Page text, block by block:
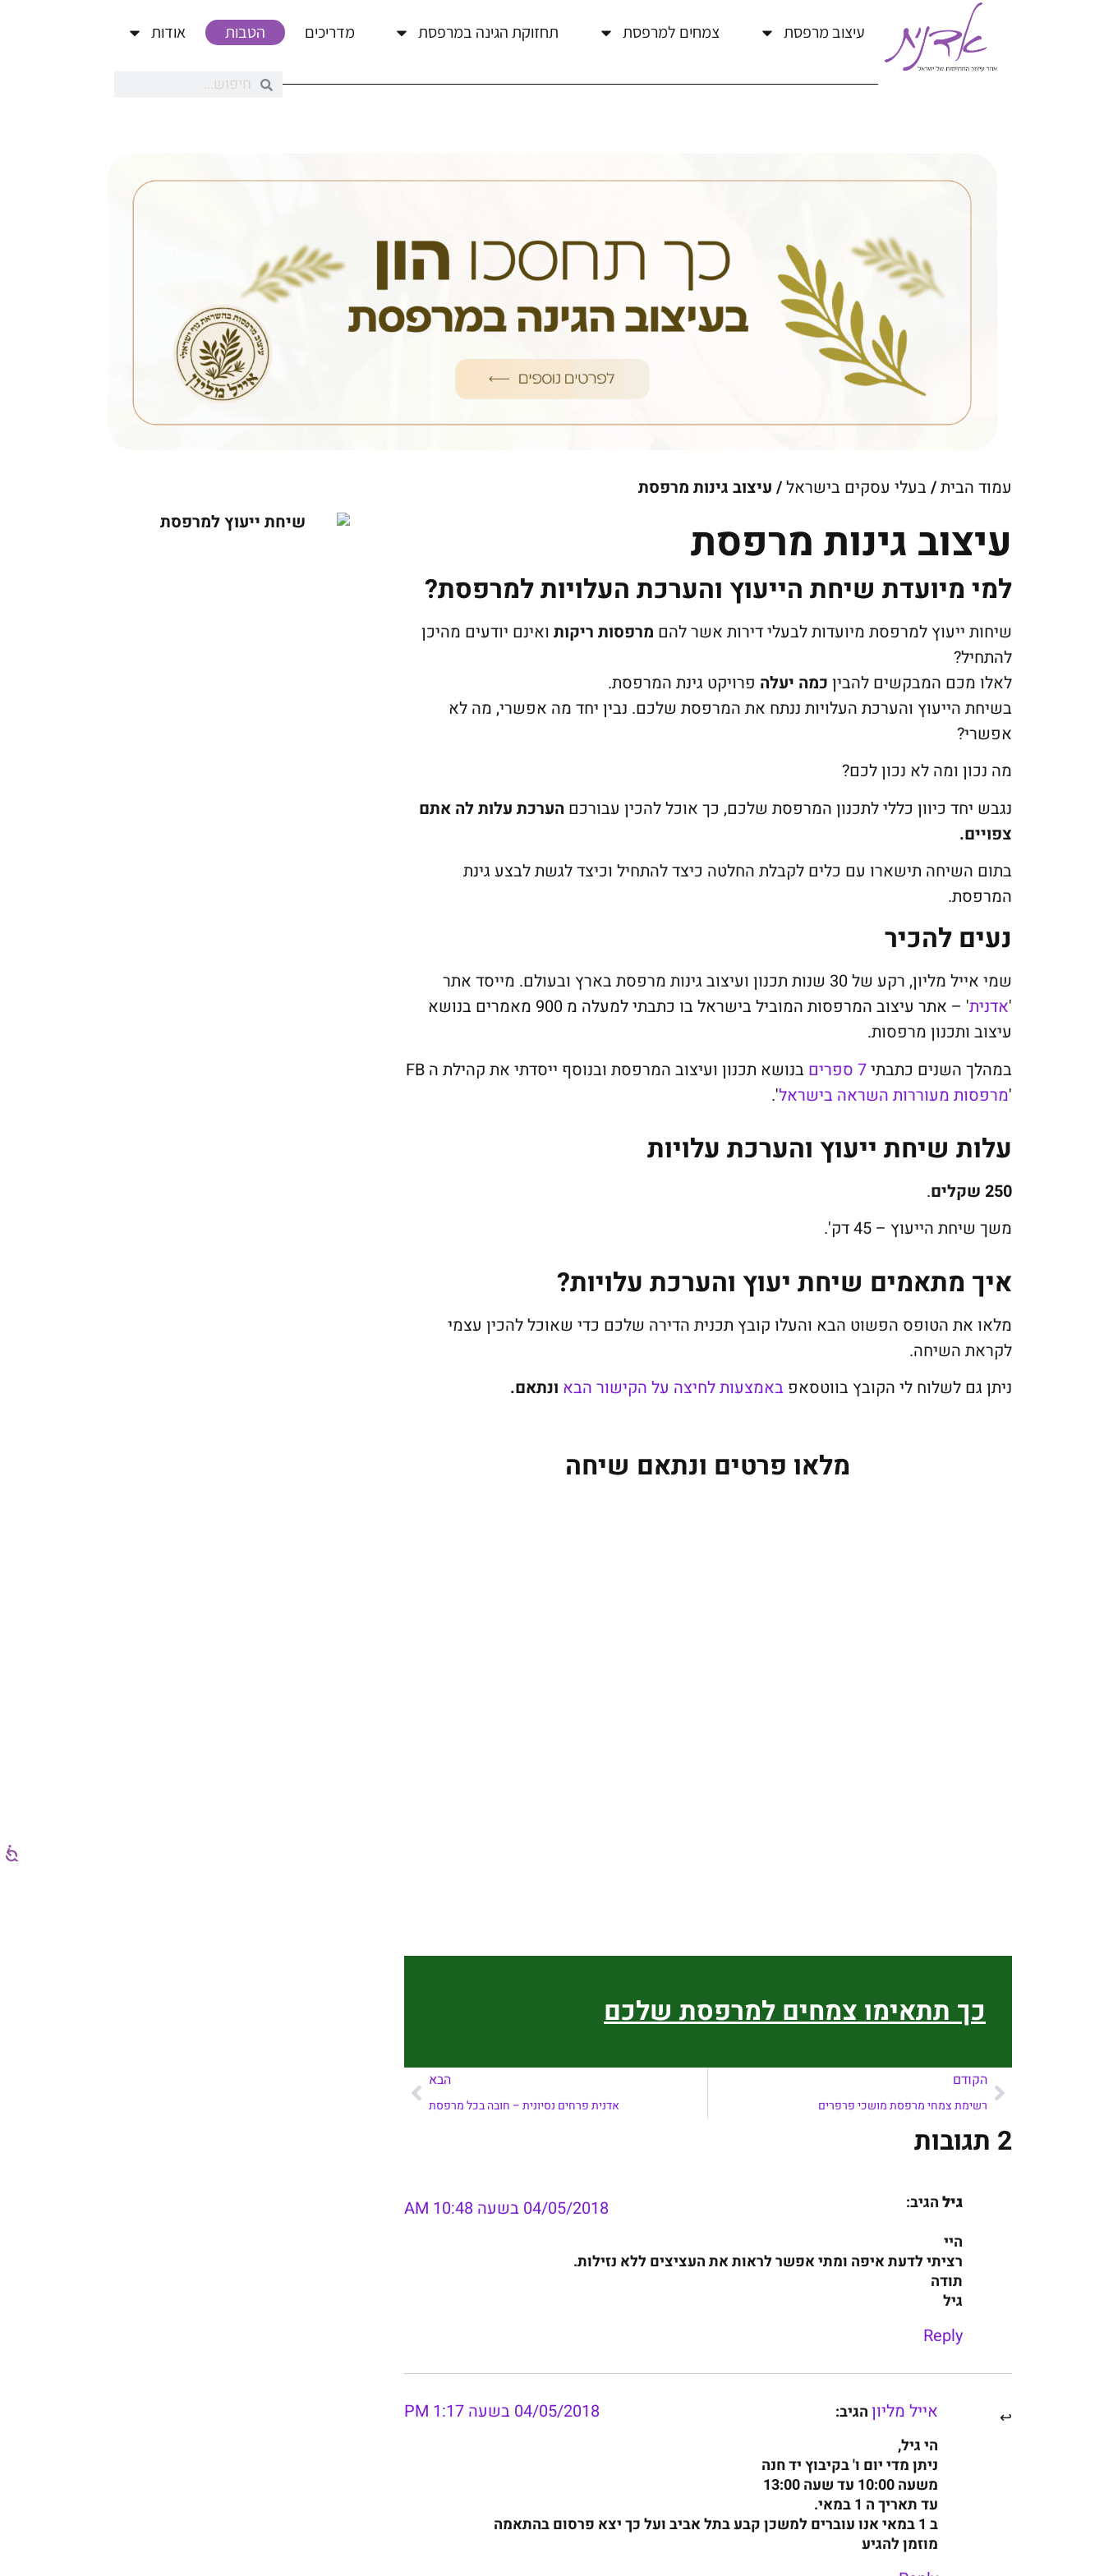
עיצוב מרפסת צמחים למרפסת תחזוקת הגינה במרפסת מדריכים הטבות אודות
עמוד הבית/ בעלי עסקים בישראל/ עיצוב גינות מרפסת
עיצוב גינות מרפסת
למי מיועדת שיחת הייעוץ והערכת העלויות למרפסת?
שיחות ייעוץ למרפסת מיועדות לבעלי דירות אשר להם מרפסות ריקות ואינם יודעים מהיכן
להתחיל?
לאלו מכם המבקשים להבין כמה יעלה פרויקט גינת המרפסת.
בשיחת הייעוץ והערכת העלויות ננתח את המרפסת שלכם. נבין יחד מה אפשרי, מה לא
אפשרי?
מה נכון ומה לא נכון לכם?
נגבש יחד כיוון כללי לתכנון המרפסת שלכם, כך אוכל להכין עבורכם הערכת עלות לה אתם
צפויים.
בתום השיחה תישארו עם כלים לקבלת החלטה כיצד להתחיל וכיצד לגשת לבצע גינת
המרפסת.
נעים להכיר
שמי אייל מליון, רקע של 30 שנות תכנון ועיצוב גינות מרפסת בארץ ובעולם. מייסד אתר
'אדנית
' – אתר עיצוב המרפסות המוביל בישראל בו כתבתי למעלה מ 900 מאמרים בנושא
עיצוב ותכנון מרפסות.
במהלך השנים כתבתי7 ספרים
בנושא תכנון ועיצוב המרפסת ובנוסף ייסדתי את קהילת ה FB
'מרפסות מעוררות השראה בישראל'.
עלות שיחת ייעוץ והערכת עלויות
250 שקלים
.
משך שיחת הייעוץ – 45 דק'.
איך מתאמים שיחת יעוץ והערכת עלויות?
מלאו את הטופס הפשוט הבא והעלו קובץ תכנית הדירה שלכם כדי שאוכל להכין עצמי
לקראת השיחה.
ניתן גם לשלוח לי הקובץ בווטסאפ באמצעות לחיצה על הקישור הבא ונתאם.
מלאו פרטים ונתאם שיחה
כך תתאימו צמחים למרפסת שלכם
הקודם
רשימת צמחי מרפסת מושכי פרפרים
הבא
אדנית פרחים נסיונית – חובה בכל מרפסת
2 תגובות
גילהגיב: 04/05/2018 בשעה 10:48 AM
היי
רציתי לדעת איפה ומתי אפשר לראות את העציצים ללא נזילות.
תודה
גיל
Reply
אייל מליוןהגיב: 04/05/2018 בשעה 1:17 PM
הי גיל,
ניתן מדי יום ו' בקיבוץ יד חנה
משעה 10:00 עד שעה 13:00
עד תאריך ה 1 במאי.
ב 1 במאי אנו עוברים למשכן קבע בתל אביב ועל כך יצא פרסום בהתאמה
מוזמן להגיע